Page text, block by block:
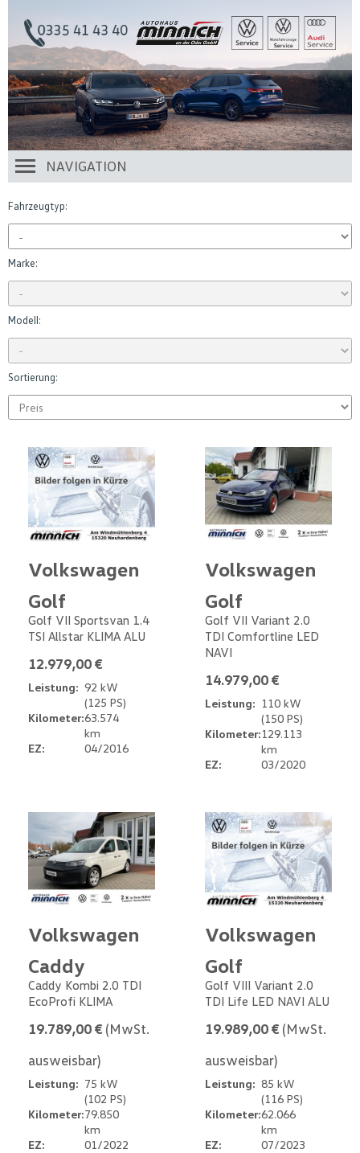
NAVIGATION
Fahrzeugtyp:
Marke:
Modell:
Sortierung:
Volkswagen
Golf
Golf VII Sportsvan 1.4
TSI Allstar KLIMA ALU
12.979,00 €
Leistung: 92 kW
(125 PS)
Kilometer:63.574
km
EZ:
04/2016
Volkswagen
Golf
Golf VII Variant 2.0
TDI Comfortline LED
NAVI
14.979,00 €
Leistung: 110 kW
(150 PS)
Kilometer:129.113
km
EZ:
03/2020
Volkswagen
Caddy
Caddy Kombi 2.0 TDI
EcoProfi KLIMA
19.789,00 € (MwSt.
ausweisbar)
Leistung: 75 kW
(102 PS)
Kilometer:79.850
km
EZ:
01/2022
Volkswagen
Golf
Golf VIII Variant 2.0
TDI Life LED NAVI ALU
19.989,00 € (MwSt.
ausweisbar)
Leistung: 85 kW
(116 PS)
Kilometer:62.066
km
EZ:
07/2023